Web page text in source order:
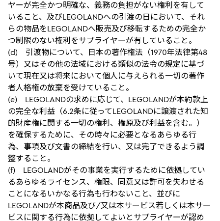
ヤーが完全かつ明確な、義務の負担がない権利を有して
いること、及びLEGOLANDへの引渡の日において、それ
らの物品をLEGOLANDへ販売及び移転するための完全か
つ制限のない権利をサプライヤーが有していること。
(d) 引渡物について、日本の著作権法（1970年法律第48
号）又はその他の法域における類似の法令の規定に基づ
いて現在又は将来において個人に与えられる一切の著作
者人格権の放棄を受けていること。
(e) LEGOLANDの求めに応じて、LEGOLANDが本約款上
の完全な利益（6.2条に従ってLEGOLANDに譲渡された知
的財産権に関する一切の権利、権原及び利益を含む。）
を確保するために、その時々に必要となるあらゆる行
為、事項及び文書の締結を行い、又は完了できるよう調
整すること。
(f) LEGOLANDがその事業を実行するために依拠してい
るあらゆるライセンス、権限、同意又は許可を失わせる
ことになるいかなる行為も行わないこと、並びに
LEGOLANDが本商品及び/又は本サービス若しくは本サー
ビスに関する行為に依拠してよいとサプライヤーが認め